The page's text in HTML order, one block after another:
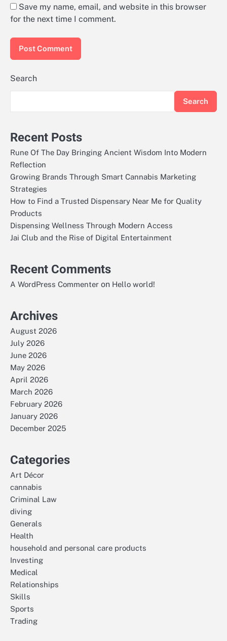
Save my name, email, and website in this browser
for the next time I comment.
Search
Search
Recent Posts
Rune Of The Day Bringing Ancient Wisdom Into Modern
Reflection
Growing Brands Through Smart Cannabis Marketing
Strategies
How to Find a Trusted Dispensary Near Me for Quality
Products
Dispensing Wellness Through Modern Access
Jai Club and the Rise of Digital Entertainment
Recent Comments
A WordPress Commenter on Hello world!
Archives
August 2026
July 2026
June 2026
May 2026
April 2026
March 2026
February 2026
January 2026
December 2025
Categories
Art Décor
cannabis
Criminal Law
diving
Generals
Health
household and personal care products
Investing
Medical
Relationships
Skills
Sports
Trading